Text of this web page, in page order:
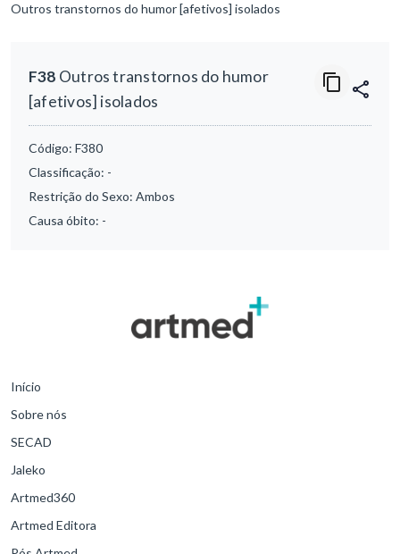
Outros transtornos do humor [afetivos] isolados
F38 Outros transtornos do humor
[afetivos] isolados
Código: F380
Classificação: -
Restrição do Sexo: Ambos
Causa óbito: -
Início
Sobre nós
SECAD
Jaleko
Artmed360
Artmed Editora